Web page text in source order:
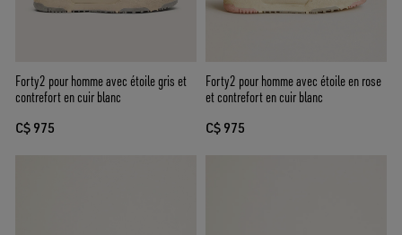
Forty2 pour homme avec étoile gris et
contrefort en cuir blanc
C$ 975
Forty2 pour homme avec étoile en rose
et contrefort en cuir blanc
C$ 975